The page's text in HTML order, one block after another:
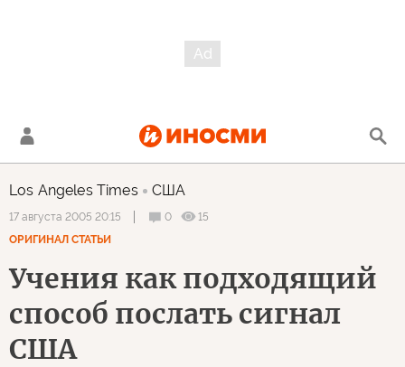
Los Angeles Times США
17 августа 2005 20:15 0
15
ОРИГИНАЛ СТАТЬИ
Учения как подходящий
способ послать сигнал
США